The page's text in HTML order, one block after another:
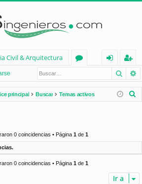
Civil & Arquitectura
os
nt
ifi
eg
ist
ra
principal Buscar Temas activos
0 coincidencias • Página 1de 1
0 coincidencias • Página 1de 1
Ir a